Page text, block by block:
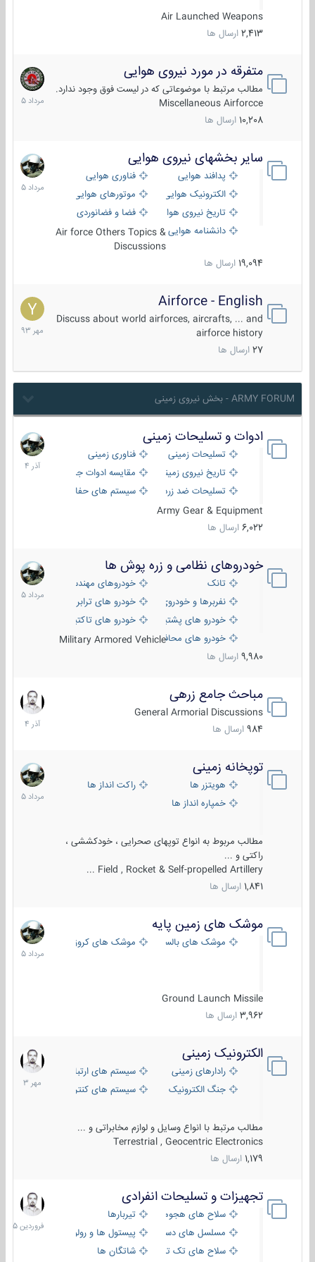
Air Launched Weapons
2,413 ارسال ها
متفرقه در مورد نیروی هوایی
مطالب مرتبط با موضوعاتی که در لیست فوق وجود ندارد.
Miscellaneous Airforcce
10,208 ارسال ها
7
مرداد
1405
سایر بخشهای نیروی هوایی
پدافند هوایی
فناوری هوایی
الکترونیک هوایی
موتورهای هوایی
تاریخ نیروی هوایی
فضا و فضانوردی
دانشنامه هواییAir force Others Topics &
Discussions
19,094 ارسال ها
2
مرداد
1405
Airforce - English
Discuss about world airforces, aircrafts, ... and
airforce history
27 ارسال ها
15
مهر
1393
ARMY FORUM - بخش نیروی زمینی
ادوات و تسلیحات زمینی
تسلیحات زمینی
فناوری زمینی
تاریخ نیروی زمینی
مقایسه ادوات جنگی
تسلیحات ضد زره
سیستم های حفاظت فعال
Army Gear & Equipment
6,022 ارسال ها
21
آذر
1404
خودروهای نظامی و زره پوش ها
تانک
خودروهای مهندسی
نفربرها و خودروی های رزمی پیاده نظام
خودرو های ترابری نظامی
خودرو های پشتیبانی آتش ، شناسایی و ضد تانک
خودرو های تاکتیکی نظامی
خودرو های محافظت شدهMilitary Armored Vehicle
9,980 ارسال ها
2
مرداد
1405
مباحث جامع زرهی
General Armorial Discussions
984 ارسال ها
7
آذر
1404
توپخانه زمینی
هویتزر ها
راکت انداز ها
خمپاره انداز ها
مطالب مربوط به انواع توپهای صحرایی ، خودکششی ،
راکتی و ...
Field , Rocket & Self-propelled Artillery ...
1,841 ارسال ها
9
مرداد
1405
موشک های زمین پایه
موشک های بالستیک موشک های کروز
Ground Launch Missile
3,962 ارسال ها
2
مرداد
1405
الکترونیک زمینی
رادارهای زمینی
سیستم های ارتباطی و جمع آوری
جنگ الکترونیک
سیستم های کنترل آتش و تجهیزات
مطالب مرتبط با انواع وسایل و لوازم مخابراتی و ...
Terrestrial , Geocentric Electronics
1,179 ارسال ها
1
مهر
1403
تجهیزات و تسلیحات انفرادی
سلاح های هجومی
تیربارها
مسلسل های دستی
پیستول ها و رولورها
سلاح های تک تیر اندازیشاتگان ها
17
فروردین
1405